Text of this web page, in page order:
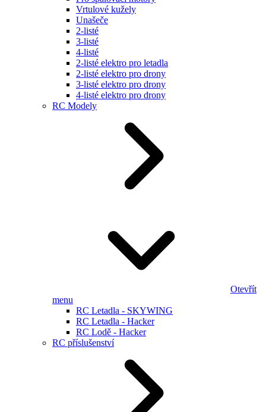
Vrtulové kužely
Unašeče
2-listé
3-listé
4-listé
2-listé elektro pro letadla
2-listé elektro pro drony
3-listé elektro pro drony
4-listé elektro pro drony
RC Modely
Otevřít
menu
RC Letadla - SKYWING
RC Letadla - Hacker
RC Lodě - Hacker
RC příslušenství